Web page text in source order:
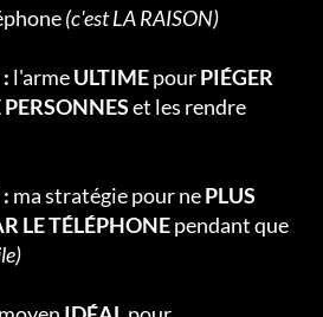
(c'est LA RAISON)
l'armeULTIMEpourPIÉGER
et les rendre
ma stratégie pour nePLUS
LE TÉLÉPHONEpendant que